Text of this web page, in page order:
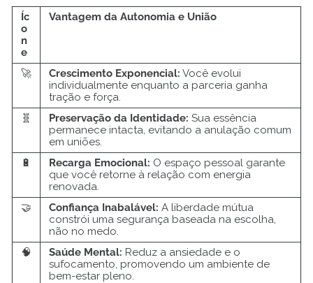
Íc
o
n
e
Vantagem da Autonomia e União
🚀 Crescimento Exponencial: Você evolui
individualmente enquanto a parceria ganha
tração e força.
🧬
Preservação da Identidade: Sua essência
permanece intacta, evitando a anulação comum
em uniões.
🔋
Recarga Emocional: O espaço pessoal garante
que você retorne à relação com energia
renovada.
🤝
Confiança Inabalável: A liberdade mútua
constrói uma segurança baseada na escolha,
não no medo.
🧠
Saúde Mental: Reduz a ansiedade e o
sufocamento, promovendo um ambiente de
bem-estar pleno.